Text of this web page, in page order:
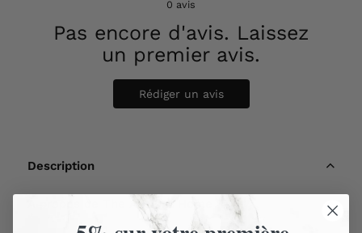
0 avis
Pas encore d'avis. Laissez
un premier avis.
Rédiger un avis
Description
À propos de The Ancient Home